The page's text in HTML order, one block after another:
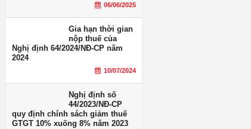
06/06/2025
Gia hạn thời gian
nộp thuế của
Nghị định 64/2024/NĐ-CP năm
2024
10/07/2024
Nghị định số
44/2023/NĐ-CP
quy định chính sách giảm thuế
GTGT 10% xuống 8% năm 2023